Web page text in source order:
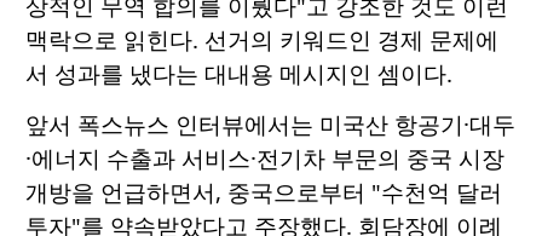
맥락으로 읽힌다. 선거의 키워드인 경제 문제에
서 성과를 냈다는 대내용 메시지인 셈이다.
앞서 폭스뉴스 인터뷰에서는 미국산 항공기·대두
·에너지 수출과 서비스·전기차 부문의 중국 시장
개방을 언급하면서, 중국으로부터 "수천억 달러
투자"를 약속받았다고 주장했다. 회담장에 이례